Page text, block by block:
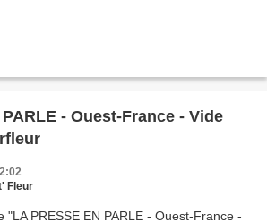
- Ouest-France - Vide
Fleur